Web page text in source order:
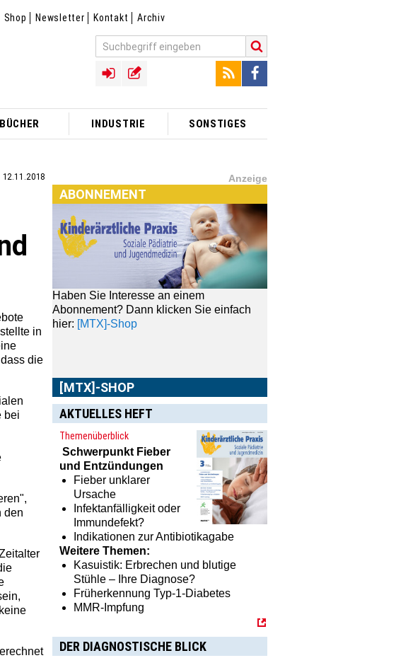
Shop Newsletter Kontakt Archiv
BÜCHER INDUSTRIE SONSTIGES
12.11.2018
in
die
bei
den
Anzeige
ABONNEMENT
Haben Sie Interesse an einem
Abonnement? Dann klicken Sie einfach
hier: [MTX]-Shop
[MTX]-SHOP
AKTUELLES HEFT
Themenüberblick
Schwerpunkt Fieber
und Entzündungen
Fieber unklarer
Ursache
Infektanfälligkeit oder
Immundefekt?
Indikationen zur Antibiotikagabe
Weitere Themen:
Kasuistik: Erbrechen und blutige
Stühle – Ihre Diagnose?
Früherkennung Typ-1-Diabetes
MMR-Impfung
DER DIAGNOSTISCHE BLICK